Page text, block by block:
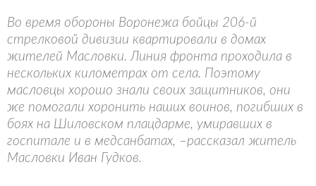
Во время обороны Воронежа бойцы 206-й
стрелковой дивизии квартировали в домах
жителей Масловки. Линия фронта проходила в
нескольких километрах от села. Поэтому
масловцы хорошо знали своих защитников, они
же помогали хоронить наших воинов, погибших в
боях на Шиловском плацдарме, умиравших в
госпитале и в медсанбатах, –рассказал житель
Масловки Иван Гудков.